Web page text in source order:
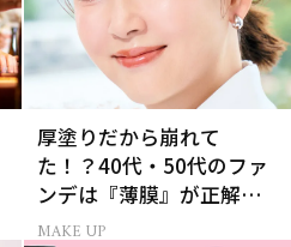
厚塗りだから崩れて
た！？40代・50代のファ
ンデは『薄膜』が正解で
した
MAKE UP